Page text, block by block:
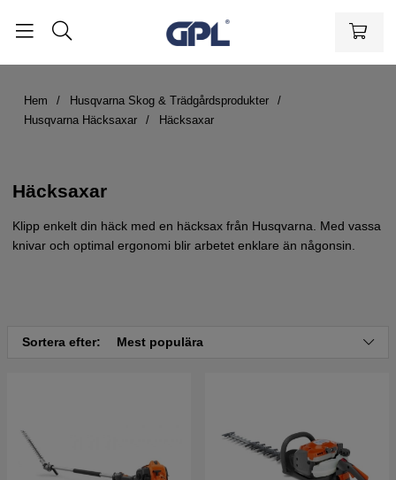
Hem
Husqvarna Skog & Trädgårdsprodukter
Husqvarna Häcksaxar
Häcksaxar
Häcksaxar
Klipp enkelt din häck med en häcksax från Husqvarna. Med vassa
knivar och optimal ergonomi blir arbetet enklare än någonsin.
Sortera efter: Mest populära